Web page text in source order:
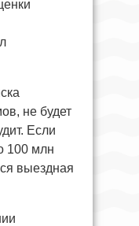
не будет
Если
100 млн
выездная